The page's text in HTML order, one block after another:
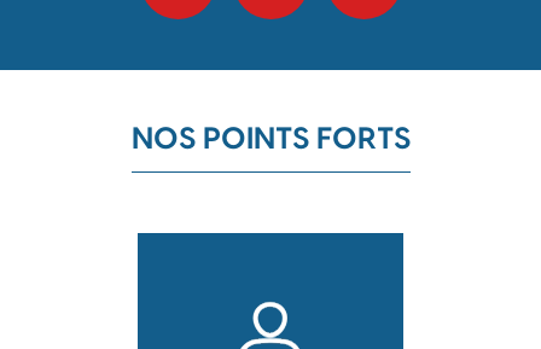
NOS POINTS FORTS